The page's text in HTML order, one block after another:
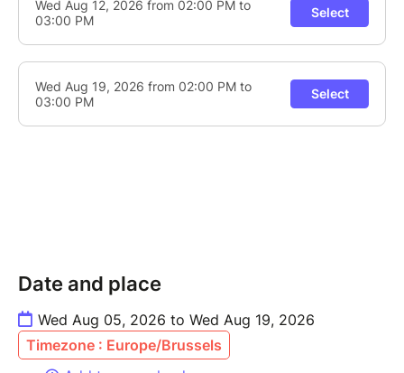
leurs accompagnants
cas de mauvais temps (Centre de documentation)
- Informations supplémentaires : 065/613902
Date and place
Wed Aug 05, 2026 to Wed Aug 19, 2026
Timezone : Europe/Brussels